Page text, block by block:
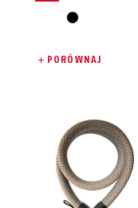
czarny
PORÓWNAJ